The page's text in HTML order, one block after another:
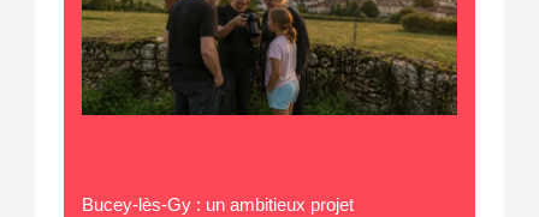
Bucey-lès-Gy : un ambitieux projet